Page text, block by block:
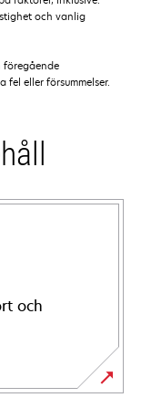
och vanlig
föregående
fel eller försummelser.
och